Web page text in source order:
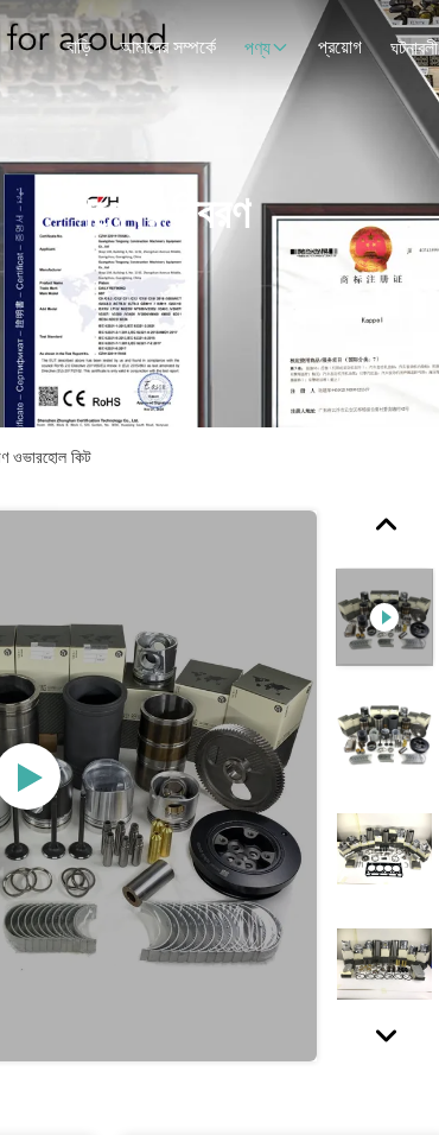
বাড়ি আমাদের সম্পর্কে পণ্য প্রয়োগ ঘটনাবলী
পণ্যের বিবরণ
ওভারহোল কিট